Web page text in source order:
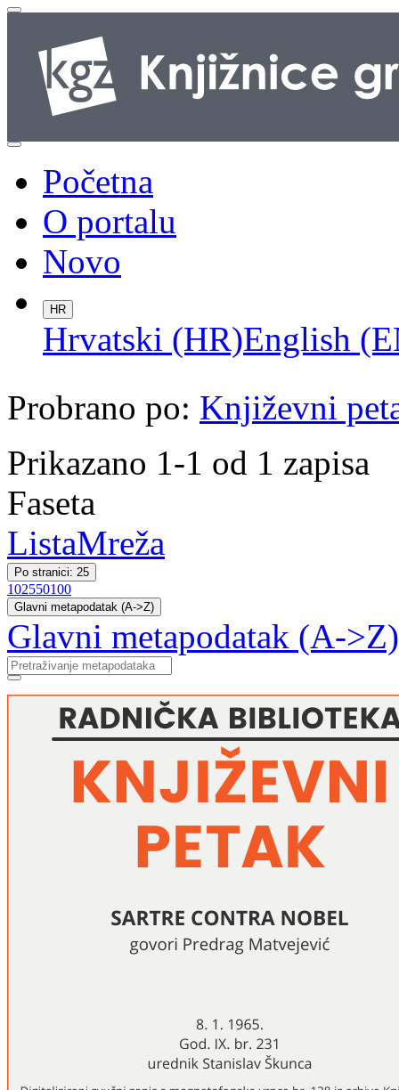
Početna
O portalu
Novo
HR
Hrvatski (HR)English
Probrano po: Književni
Prikazano 1-1 od 1 zapisa
Faseta
ListaMreža
Po stranici: 25
102550100
Glavni metapodatak (A->Z)
Glavni metapodatak (A->Z)